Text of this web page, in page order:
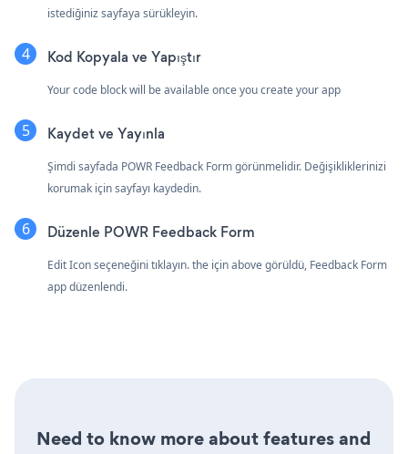
istediğiniz sayfaya sürükleyin.
Kod Kopyala ve Yapıştır
Your code block will be available once you create your app
Kaydet ve Yayınla
Şimdi sayfada POWR Feedback Form görünmelidir. Değişikliklerinizi
korumak için sayfayı kaydedin.
Düzenle POWR Feedback Form
Edit Icon seçeneğini tıklayın.the için above görüldü, Feedback Form
app düzenlendi.
Need to know more about features and